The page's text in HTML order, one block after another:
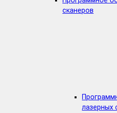
сканеров
лазерных